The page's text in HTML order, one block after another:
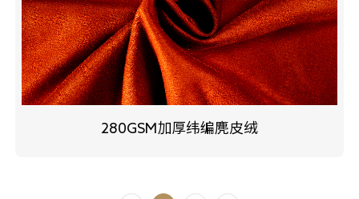
280GSM加厚纬编麂皮绒